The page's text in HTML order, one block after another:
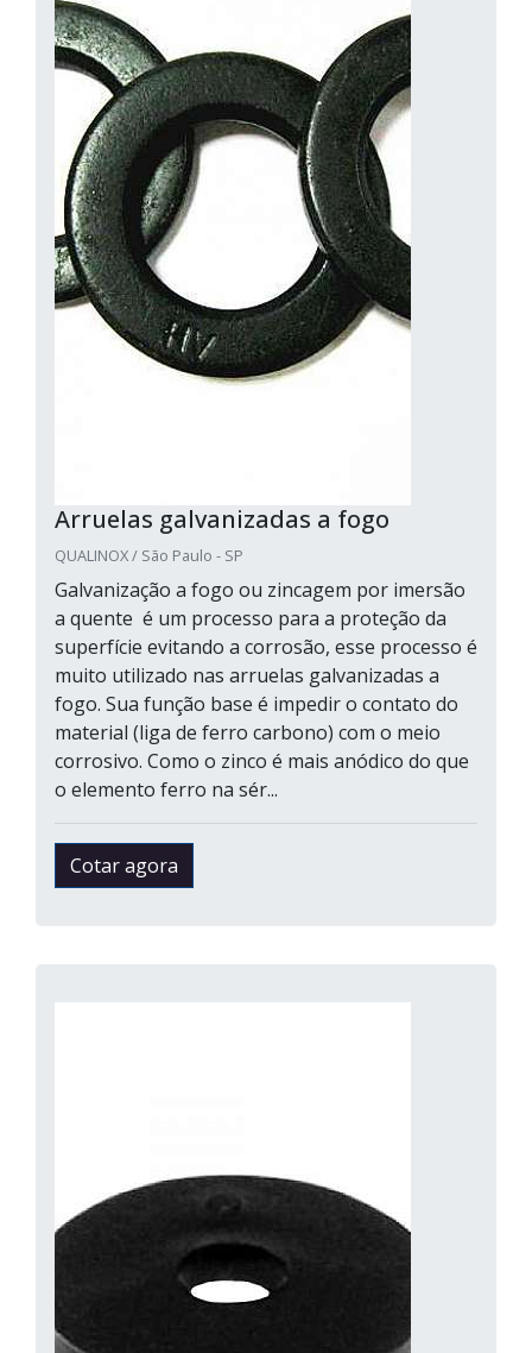
Arruelas galvanizadas a fogo
QUALINOX / São Paulo - SP
Galvanização a fogo ou zincagem por imersão
a quente é um processo para a proteção da
superfície evitando a corrosão, esse processo é
muito utilizado nas arruelas galvanizadas a
fogo. Sua função base é impedir o contato do
material (liga de ferro carbono) com o meio
corrosivo. Como o zinco é mais anódico do que
o elemento ferro na sér...
Cotar agora